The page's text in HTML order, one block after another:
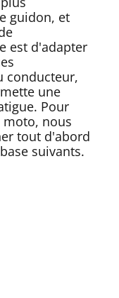
guidon, et
est d'adapter
conducteur,
une
Pour
nous
tout d'abord
suivants.